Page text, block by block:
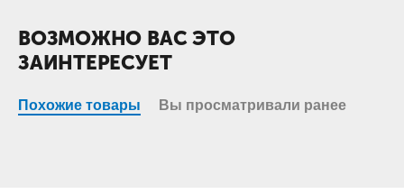
ВОЗМОЖНО ВАС ЭТО
ЗАИНТЕРЕСУЕТ
Похожие товары Вы просматривали ранее